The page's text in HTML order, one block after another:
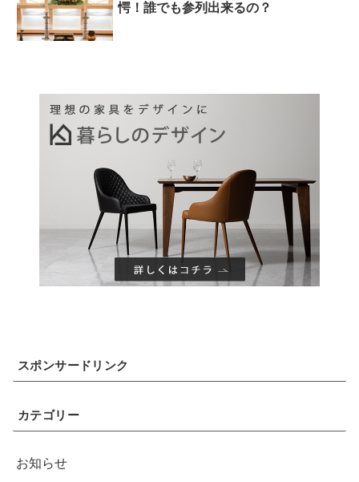
愕！誰でも参列出来るの？
スポンサードリンク
カテゴリー
お知らせ